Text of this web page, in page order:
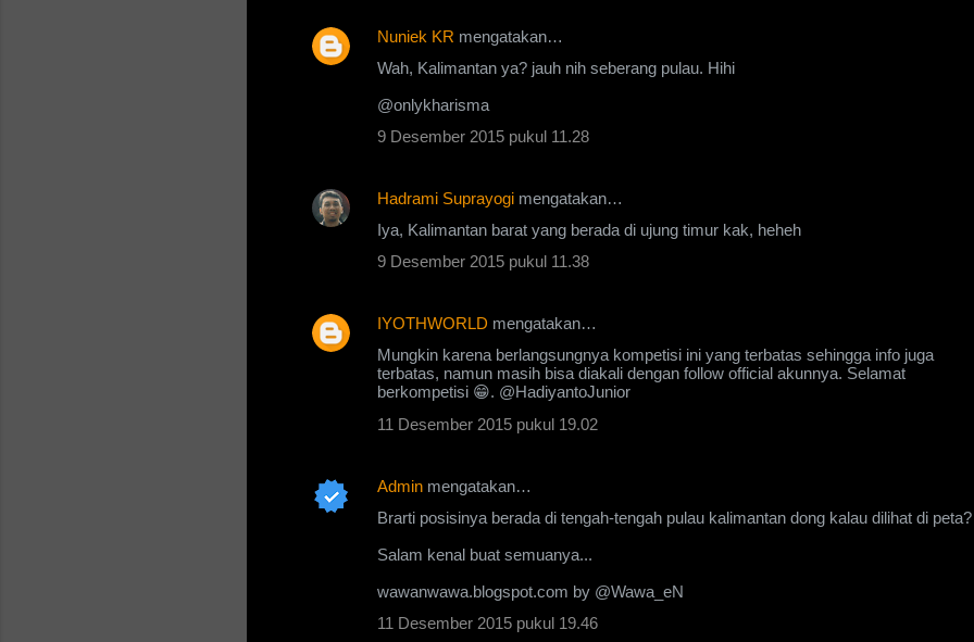
K
t
a
Nuniek KR mengatakan…
Wah, Kalimantan ya? jauh nih seberang pulau. Hihi
@onlykharisma
9 Desember 2015 pukul 11.28
Hadrami Suprayogi mengatakan…
Iya, Kalimantan barat yang berada di ujung timur kak, heheh
9 Desember 2015 pukul 11.38
IYOTHWORLD mengatakan…
Mungkin karena berlangsungnya kompetisi ini yang terbatas sehingga info juga
terbatas, namun masih bisa diakali dengan follow official akunnya. Selamat
berkompetisi 😁. @HadiyantoJunior
11 Desember 2015 pukul 19.02
Admin mengatakan…
Brarti posisinya berada di tengah-tengah pulau kalimantan dong kalau dilihat di
Salam kenal buat semuanya...
wawanwawa.blogspot.com by @Wawa_eN
11 Desember 2015 pukul 19.46